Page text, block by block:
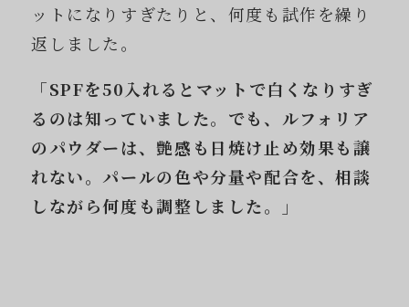
ットになりすぎたりと、何度も試作を繰り
返しました。
「SPFを50入れるとマットで白くなりすぎ
るのは知っていました。でも、ルフォリア
のパウダーは、艶感も日焼け止め効果も譲
れない。パールの色や分量や配合を、相談
しながら何度も調整しました。」